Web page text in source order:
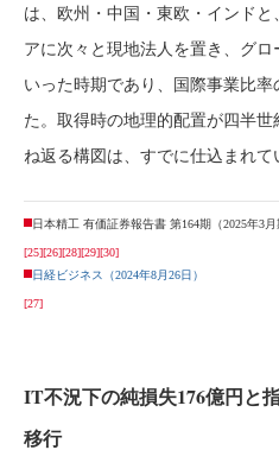
は、欧州・中国・東欧・インド
アに次々と現地法人を置き、グ
いった時期であり、国際事業比
た。取得時の地理的配置が四半
ね返る構図は、すでに仕込まれて
日本精工 有価証券報告書 第164期（2025年3月
[25][26][28][29][30]
日経ビジネス（2024年8月26日）
[27]
IT不況下の純損失176億円と
移行